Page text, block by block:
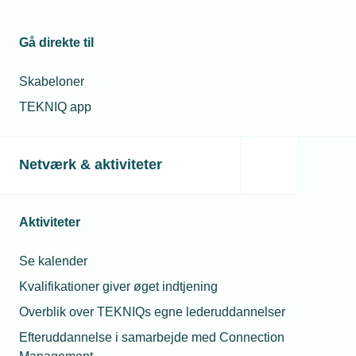
Gå direkte til
Skabeloner
TEKNIQ app
Netværk & aktiviteter
Aktiviteter
Se kalender
Kvalifikationer giver øget indtjening
Overblik over TEKNIQs egne lederuddannelser
Efteruddannelse i samarbejde med Connection
Fra 12. august gælder de første krav i EU’s nye
producentansvar og flere importører, der kan få ansvar for
03. august 2026
Sidste chance for at søge refusion fra TEKNIQ Barsel